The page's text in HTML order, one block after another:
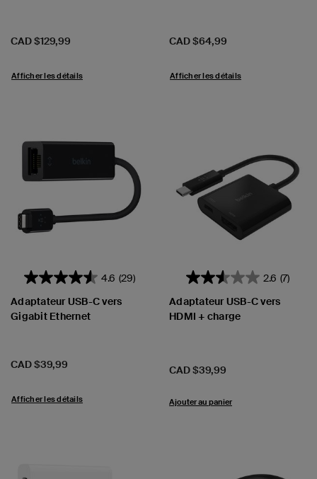
Prix:
CAD $129,99
Afficher les détails
Prix:
CAD $64,99
Afficher les détails
4.6 (29)
Adaptateur USB-C vers
Gigabit Ethernet
Prix:
CAD $39,99
Afficher les détails
2.6 (7)
Adaptateur USB-C vers
HDMI + charge
Prix:
CAD $39,99
Ajouter au panier